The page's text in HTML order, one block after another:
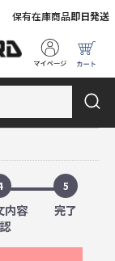
保有在庫商品即日発送
内容
5
完了